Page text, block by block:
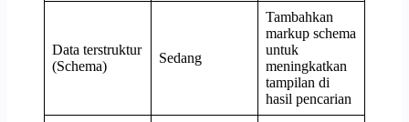
Data terstruktur
(Schema)
Sedang
Tambahkan
markup schema
untuk
meningkatkan
tampilan di
hasil pencarian